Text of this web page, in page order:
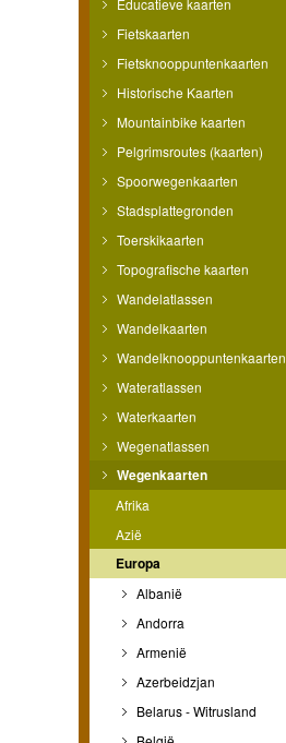
Fietskaarten
Fietsknooppuntenkaarten
Historische Kaarten
Mountainbike kaarten
Pelgrimsroutes (kaarten)
Spoorwegenkaarten
Stadsplattegronden
Toerskikaarten
Topografische kaarten
Wandelatlassen
Wandelkaarten
Wandelknooppuntenkaarten
Wateratlassen
Waterkaarten
Wegenatlassen
Wegenkaarten
Afrika
Azië
Europa
Albanië
Andorra
Armenië
Azerbeidzjan
Belarus - Witrusland